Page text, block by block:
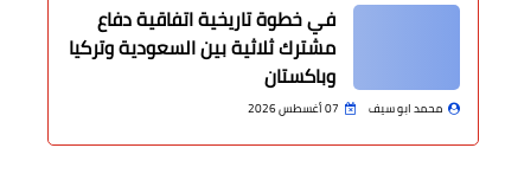
في خطوة تاريخية اتفاقية دفاع
مشترك ثلاثية بين السعودية وتركيا
وباكستان
محمد ابو سيف 07 أغسطس 2026